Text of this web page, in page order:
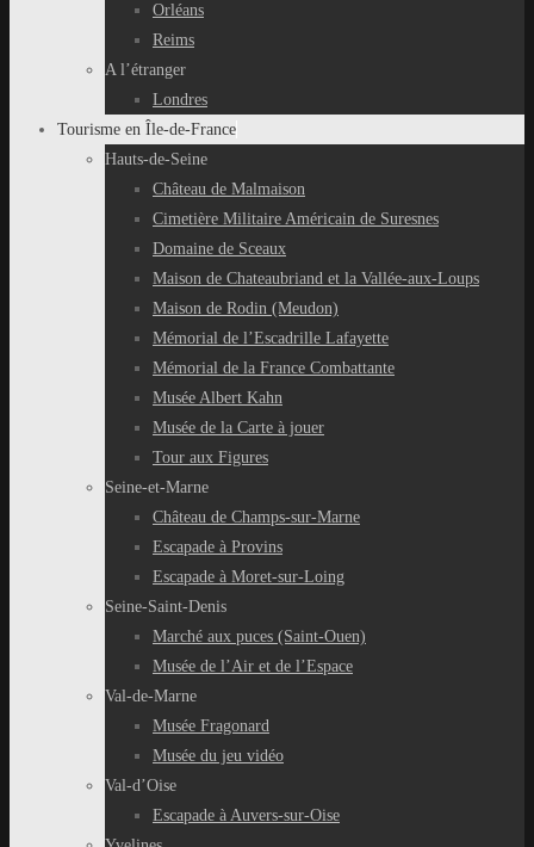
Orléans
Reims
A l’étranger
Londres
Tourisme en Île-de-France
Hauts-de-Seine
Château de Malmaison
Cimetière Militaire Américain de Suresnes
Domaine de Sceaux
Maison de Chateaubriand et la Vallée-aux-Loups
Maison de Rodin (Meudon)
Mémorial de l’Escadrille Lafayette
Mémorial de la France Combattante
Musée Albert Kahn
Musée de la Carte à jouer
Tour aux Figures
Seine-et-Marne
Château de Champs-sur-Marne
Escapade à Provins
Escapade à Moret-sur-Loing
Seine-Saint-Denis
Marché aux puces (Saint-Ouen)
Musée de l’Air et de l’Espace
Val-de-Marne
Musée Fragonard
Musée du jeu vidéo
Val-d’Oise
Escapade à Auvers-sur-Oise